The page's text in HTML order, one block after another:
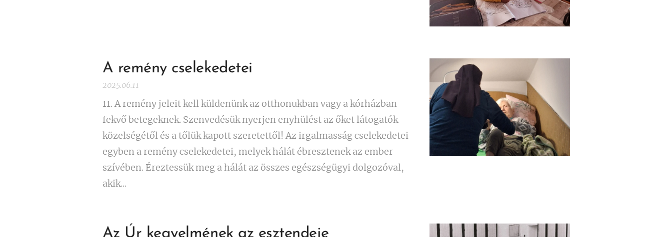
A remény cselekedetei
2025.06.11
11. A remény jeleit kell küldenünk az otthonukban vagy a kórházban
fekvő betegeknek. Szenvedésük nyerjen enyhülést az őket látogatók
közelségétől és a tőlük kapott szeretettől! Az irgalmasság cselekedetei
egyben a remény cselekedetei, melyek hálát ébresztenek az ember
szívében. Éreztessük meg a hálát az összes egészségügyi dolgozóval,
akik...
Az Úr kegyelmének az esztendeje